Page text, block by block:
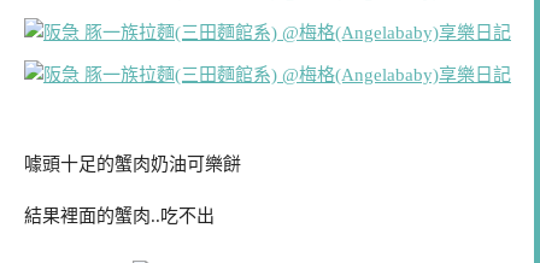
噱頭十足的蟹肉奶油可樂餅
結果裡面的蟹肉..吃不出